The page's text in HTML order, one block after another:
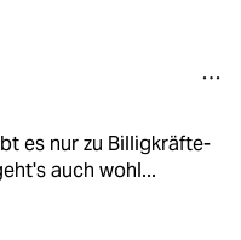
es nur zu Billigkräfte-
auch wohl...